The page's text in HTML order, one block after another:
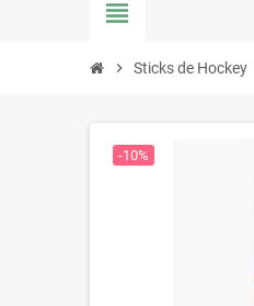
view_headline
chevron_right Sticks de Hockey
-10%